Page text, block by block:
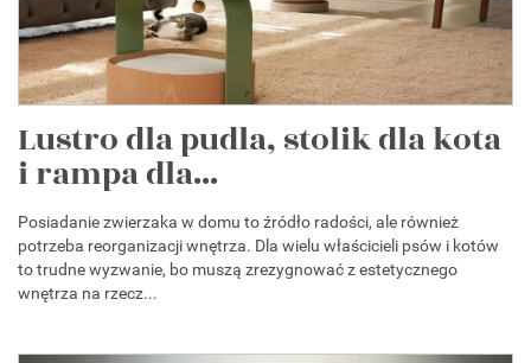
Lustro dla pudla, stolik dla kota
i rampa dla...
Posiadanie zwierzaka w domu to źródło radości, ale również
potrzeba reorganizacji wnętrza. Dla wielu właścicieli psów i kotów
to trudne wyzwanie, bo muszą zrezygnować z estetycznego
wnętrza na rzecz...